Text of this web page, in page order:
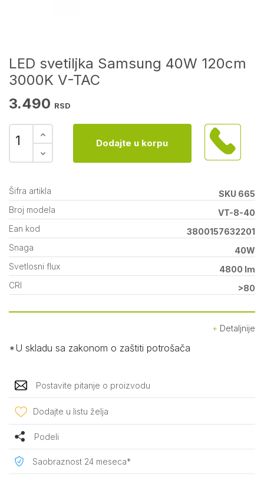
LED svetiljka Samsung 40W 120cm
3000K V-TAC
3.490 RSD
Dodajte u korpu
Šifra artikla
SKU 665
Broj modela
VT-8-40
Ean kod
3800157632201
Snaga
40W
Svetlosni flux
4800 lm
CRI
>80
Detaljnije
*U skladu sa zakonom o zaštiti potrošača
Postavite pitanje o proizvodu
Dodajte u listu želja
Podeli
Saobraznost 24 meseca*